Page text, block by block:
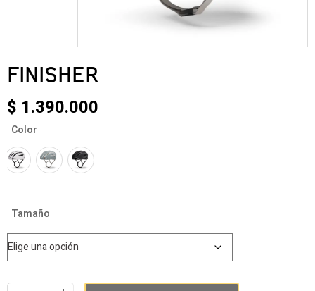
FINISHER
$ 1.390.000
Color
Tamaño